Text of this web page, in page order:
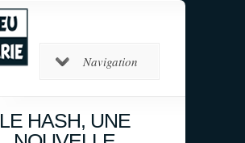
Navigation
LE HASH, UNE